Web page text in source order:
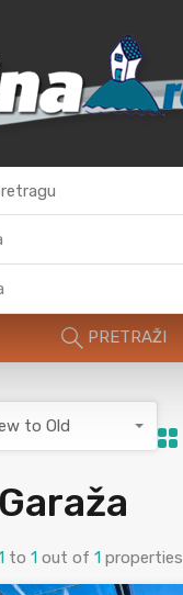
PRETRAŽI
Garaža
to 1 out of 1 properties
to Old